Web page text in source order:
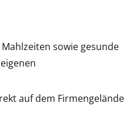
sowie gesunde
auf dem Firmengelände